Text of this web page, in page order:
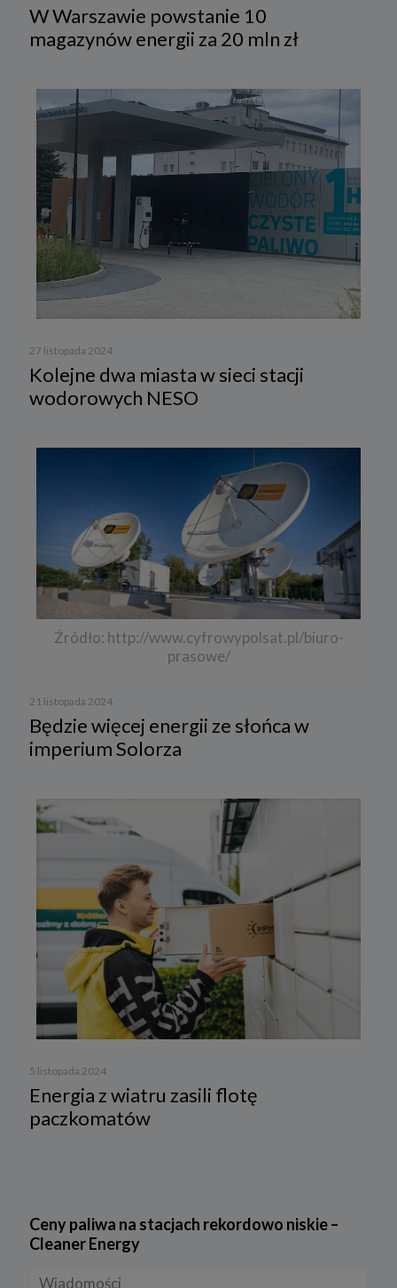
W Warszawie powstanie 10
magazynów energii za 20 mln zł
27 listopada 2024
Kolejne dwa miasta w sieci stacji
wodorowych NESO
Źródło: http://www.cyfrowypolsat.pl/biuro-
prasowe/
21 listopada 2024
Będzie więcej energii ze słońca w
imperium Solorza
5 listopada 2024
Energia z wiatru zasili flotę
paczkomatów
Ceny paliwa na stacjach rekordowo niskie –
Cleaner Energy
Wiadomości